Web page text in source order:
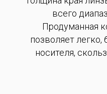
всего
Продуманная
позволяет
носителя,